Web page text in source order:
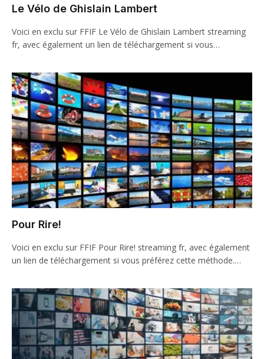
Le Vélo de Ghislain Lambert
Voici en exclu sur FFIF Le Vélo de Ghislain Lambert streaming
fr, avec également un lien de téléchargement si vous…
Pour Rire!
Voici en exclu sur FFIF Pour Rire! streaming fr, avec également
un lien de téléchargement si vous préférez cette méthode.…